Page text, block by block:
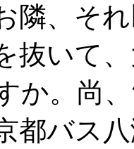
隣、そ
抜いて
か。尚
都バス